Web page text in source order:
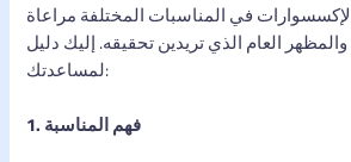
في المناسبات المختلفة مراعاة
العام الذي تريدين تحقيقه. إليك دليل
لمساعدتك:
1. فهم المناسبة